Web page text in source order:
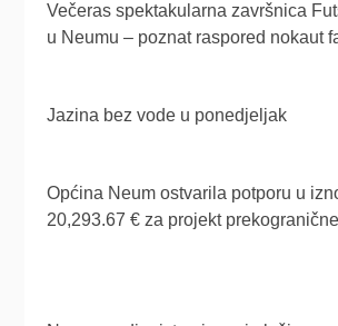
Večeras spektakularna završnica
u Neumu – poznat raspored nokaut
Jazina bez vode u ponedjeljak
Općina Neum ostvarila potporu u
20,293.67 € za projekt